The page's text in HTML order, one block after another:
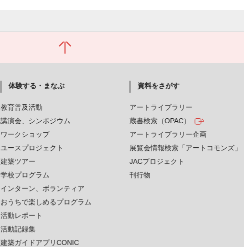
体験する・まなぶ
教育普及活動
講演会、シンポジウム
ワークショップ
ユースプロジェクト
建築ツアー
学校プログラム
インターン、ボランティア
おうちで楽しめるプログラム
活動レポート
活動記録集
建築ガイドアプリCONIC
資料をさがす
アートライブラリー
蔵書検索（OPAC）
アートライブラリー企画
展覧会情報検索「アートコモンズ」
JACプロジェクト
刊行物